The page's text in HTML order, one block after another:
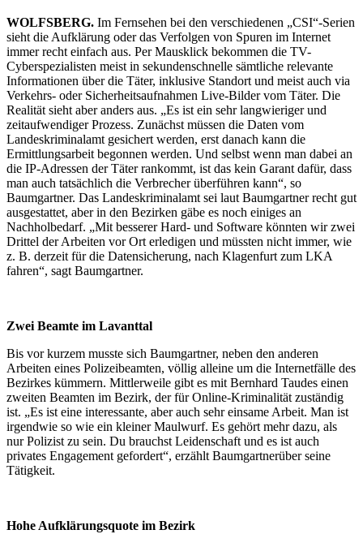
WOLFSBERG. Im Fernsehen bei den verschiedenen „CSI“-Serien
sieht die Aufklärung oder das Verfolgen von Spuren im Internet
immer recht einfach aus. Per Mausklick bekommen die TV-
Cyberspezialisten meist in sekundenschnelle sämtliche relevante
Informationen über die Täter, inklusive Standort und meist auch via
Verkehrs- oder Sicherheitsaufnahmen Live-Bilder vom Täter. Die
Realität sieht aber anders aus. „Es ist ein sehr langwieriger und
zeitaufwendiger Prozess. Zunächst müssen die Daten vom
Landeskriminalamt gesichert werden, erst danach kann die
Ermittlungsarbeit begonnen werden. Und selbst wenn man dabei an
die IP-Adressen der Täter rankommt, ist das kein Garant dafür, dass
man auch tatsächlich die Verbrecher überführen kann“, so
Baumgartner. Das Landeskriminalamt sei laut Baumgartner recht gut
ausgestattet, aber in den Bezirken gäbe es noch einiges an
Nachholbedarf. „Mit besserer Hard- und Software könnten wir zwei
Drittel der Arbeiten vor Ort erledigen und müssten nicht immer, wie
z. B. derzeit für die Datensicherung, nach Klagenfurt zum LKA
fahren“, sagt Baumgartner.
Zwei Beamte im Lavanttal
Bis vor kurzem musste sich Baumgartner, neben den anderen
Arbeiten eines Polizeibeamten, völlig alleine um die Internetfälle des
Bezirkes kümmern. Mittlerweile gibt es mit Bernhard Taudes einen
zweiten Beamten im Bezirk, der für Online-Kriminalität zuständig
ist. „Es ist eine interessante, aber auch sehr einsame Arbeit. Man ist
irgendwie so wie ein kleiner Maulwurf. Es gehört mehr dazu, als
nur Polizist zu sein. Du brauchst Leidenschaft und es ist auch
privates Engagement gefordert“, erzählt Baumgartnerüber seine
Tätigkeit.
Hohe Aufklärungsquote im Bezirk